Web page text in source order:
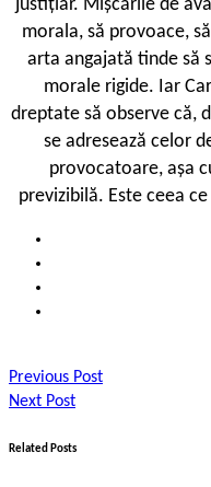
justițiar. Mișcările de
morala, să provoace,
arta angajată tinde să
morale rigide. Iar
dreptate să observe că,
se adresează celor
provocatoare, așa
previzibilă. Este ceea
Previous Post
Next Post
Related Posts